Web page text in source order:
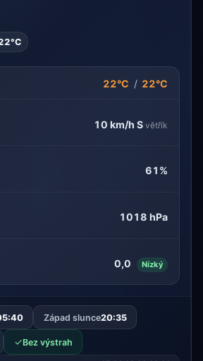
22°C / 22°C
10 km/h S větřík
61%
1018 hPa
0,0 Nízký
Západ slunce20:35
✓Bez výstrah